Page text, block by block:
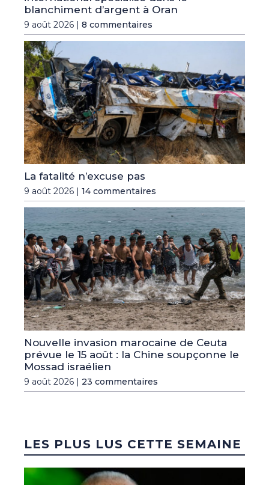
blanchiment d’argent à Oran
9 août 2026 | 8 commentaires
La fatalité n’excuse pas
9 août 2026 | 14 commentaires
Nouvelle invasion marocaine de Ceuta
prévue le 15 août : la Chine soupçonne le
Mossad israélien
9 août 2026 | 23 commentaires
LES PLUS LUS CETTE SEMAINE